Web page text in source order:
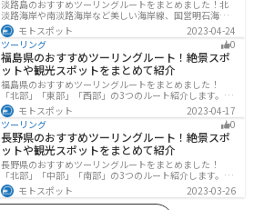
淡路島のおすすめツーリングルートをまとめました！北
淡路海岸や南淡路海岸など美しい海岸線、国営明石海峡
公園や淡路夢舞台など、自然とアートが融合した施設も
多数あります。バイクで淡路島にツーリングに行く際は
参考にしてください。
モトスポット
2023-04-24
ツーリング
0
福島県のおすすめツーリングルート！絶景スポ
ットや観光スポットをまとめて紹介
福島県のおすすめツーリングルートをまとめました！
「北部」「東部」「西部」の3つのルート紹介します。内
陸部には山々が連なり、海岸線は太平洋に面してるので
観光スポットが多数あります。バイクで福島県にツーリ
ングに行く際は参考にしてください。
モトスポット
2023-04-17
ツーリング
0
長野県のおすすめツーリングルート！絶景スポ
ットや観光スポットをまとめて紹介
長野県のおすすめツーリングルートをまとめました！
「北部」「中部」「南部」の3つのルート紹介します。諏
訪湖やビーナスラインのような全国でも有名なツーリン
グスポットが多数あります。バイクで長野県にツーリン
モトスポット 2023-03-26